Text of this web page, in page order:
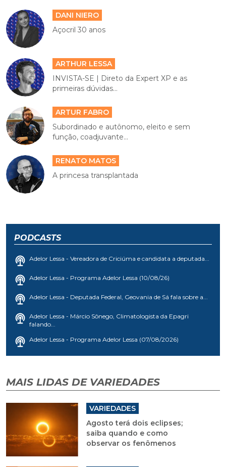
DANI NIERO
Açocril 30 anos
ARTHUR LESSA
INVISTA-SE | Direto da Expert XP e as
primeiras dúvidas...
ARTUR FABRO
Subordinado e autônomo, eleito e sem
função, coadjuvante...
RENATO MATOS
A princesa transplantada
PODCASTS
Adelor Lessa - Vereadora de Criciúma e candidata a deputada...
Adelor Lessa - Programa Adelor Lessa (10/08/26)
Adelor Lessa - Deputada Federal, Geovania de Sá fala sobre a...
Adelor Lessa - Márcio Sônego, Climatologista da Epagri
falando...
Adelor Lessa - Programa Adelor Lessa (07/08/2026)
MAIS LIDAS DE VARIEDADES
VARIEDADES
Agosto terá dois eclipses;
saiba quando e como
observar os fenômenos